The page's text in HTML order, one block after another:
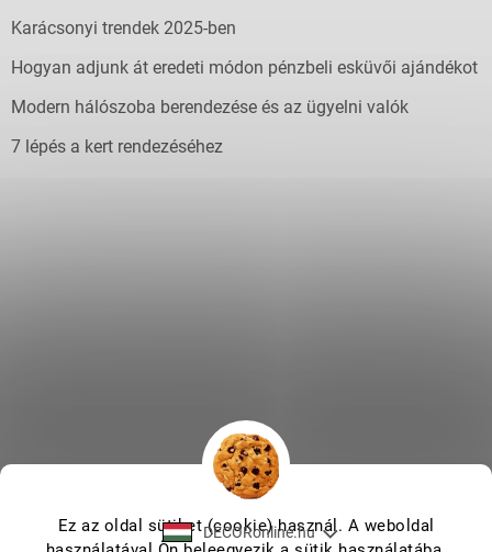
Ez az oldal sütiket (cookie) használ. A weboldal
Karácsonyi trendek 2025-ben
Hogyan adjunk át eredeti módon pénzbeli esküvői ajándékot
Modern hálószoba berendezése és az ügyelni valók
7 lépés a kert rendezéséhez
DECORonline.hu